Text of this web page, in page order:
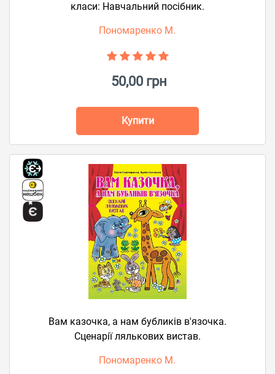
класи: Навчальний посібник.
Пономаренко М.
50,00 грн
Купити
Вам казочка, а нам бубликів в'язочка.
Сценарії лялькових вистав.
Пономаренко М.